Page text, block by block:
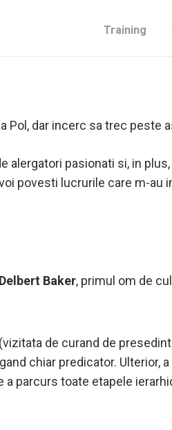
Training
sunt acasa de o
dar incerc sa trec peste
alergatori pasionati si, in
povesti lucrurile care m-au
Delbert Baker, primul om de
de curand de
chiar predicator.
parcurs toate etapele